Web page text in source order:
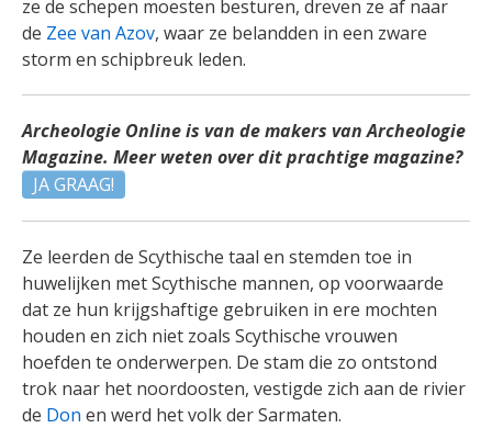
ze de schepen moesten besturen, dreven ze af naar
de Zee van Azov, waar ze belandden in een zware
storm en schipbreuk leden.
Archeologie Online is van de makers van Archeologie
Magazine. Meer weten over dit prachtige magazine?
JA GRAAG!
Ze leerden de Scythische taal en stemden toe in
huwelijken met Scythische mannen, op voorwaarde
dat ze hun krijgshaftige gebruiken in ere mochten
houden en zich niet zoals Scythische vrouwen
hoefden te onderwerpen. De stam die zo ontstond
trok naar het noordoosten, vestigde zich aan de rivier
de Don en werd het volk der Sarmaten.